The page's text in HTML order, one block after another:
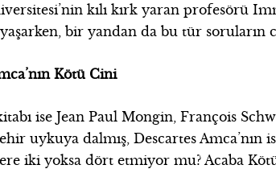
kılı kırk yaran profesörü
bir yandan da bu tür soruların
Kötü Cini
ise Jean Paul Mongin, François
uykuya dalmış, Descartes
iki yoksa dört etmiyor mu? Acaba